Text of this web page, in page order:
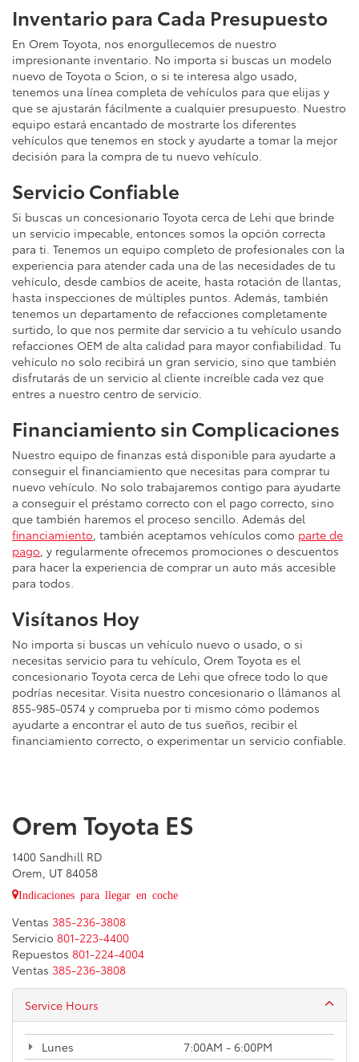
Inventario para Cada Presupuesto
En Orem Toyota, nos enorgullecemos de nuestro
impresionante inventario. No importa si buscas un modelo
nuevo de Toyota o Scion, o si te interesa algo usado,
tenemos una línea completa de vehículos para que elijas y
que se ajustarán fácilmente a cualquier presupuesto. Nuestro
equipo estará encantado de mostrarte los diferentes
vehículos que tenemos en stock y ayudarte a tomar la mejor
decisión para la compra de tu nuevo vehículo.
Servicio Confiable
Si buscas un concesionario Toyota cerca de Lehi que brinde
un servicio impecable, entonces somos la opción correcta
para ti. Tenemos un equipo completo de profesionales con la
experiencia para atender cada una de las necesidades de tu
vehículo, desde cambios de aceite, hasta rotación de llantas,
hasta inspecciones de múltiples puntos. Además, también
tenemos un departamento de refacciones completamente
surtido, lo que nos permite dar servicio a tu vehículo usando
refacciones OEM de alta calidad para mayor confiabilidad. Tu
vehículo no solo recibirá un gran servicio, sino que también
disfrutarás de un servicio al cliente increíble cada vez que
entres a nuestro centro de servicio.
Financiamiento sin Complicaciones
Nuestro equipo de finanzas está disponible para ayudarte a
conseguir el financiamiento que necesitas para comprar tu
nuevo vehículo. No solo trabajaremos contigo para ayudarte
a conseguir el préstamo correcto con el pago correcto, sino
que también haremos el proceso sencillo. Además del
financiamiento , también aceptamos vehículos como parte de
pago , y regularmente ofrecemos promociones o descuentos
para hacer la experiencia de comprar un auto más accesible
para todos.
Visítanos Hoy
No importa si buscas un vehículo nuevo o usado, o si
necesitas servicio para tu vehículo, Orem Toyota es el
concesionario Toyota cerca de Lehi que ofrece todo lo que
podrías necesitar. Visita nuestro concesionario o llámanos al
855-985-0574 y comprueba por ti mismo cómo podemos
ayudarte a encontrar el auto de tus sueños, recibir el
financiamiento correcto, o experimentar un servicio confiable.
Orem Toyota ES
1400 Sandhill RD
Orem, UT 84058
Indicaciones para llegar en coche
Ventas 385-236-3808
Servicio 801-223-4400
Repuestos 801-224-4004
Ventas 385-236-3808
Service Hours
Lunes
7:00AM - 6:00PM